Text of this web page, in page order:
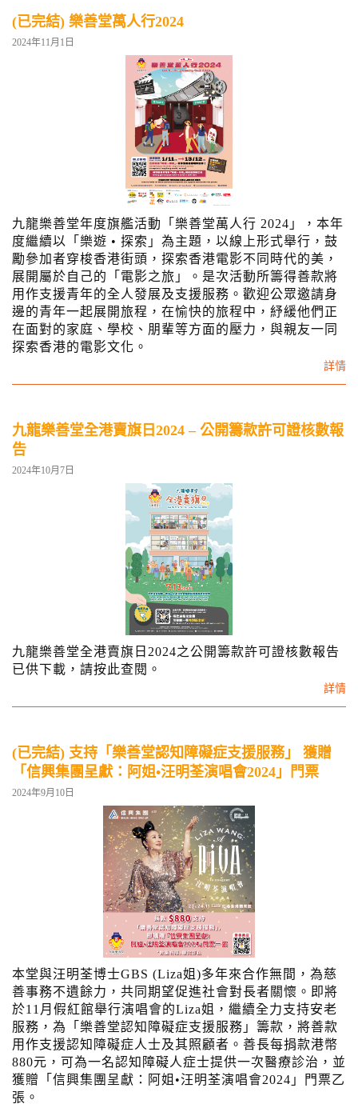
(已完結) 樂善堂萬人行2024
2024年11月1日
九龍樂善堂年度旗艦活動「樂善堂萬人行 2024」，本年
度繼續以「樂遊 • 探索」為主題，以線上形式舉行，鼓
勵參加者穿梭香港街頭，探索香港電影不同時代的美，
展開屬於自己的「電影之旅」。是次活動所籌得善款將
用作支援青年的全人發展及支援服務。歡迎公眾邀請身
邊的青年一起展開旅程，在愉快的旅程中，紓緩他們正
在面對的家庭、學校、朋輩等方面的壓力，與親友一同
探索香港的電影文化。
詳情
九龍樂善堂全港賣旗日2024 – 公開籌款許可證核數報
告
2024年10月7日
九龍樂善堂全港賣旗日2024之公開籌款許可證核數報告
已供下載，請按此查閱。
詳情
(已完結) 支持「樂善堂認知障礙症支援服務」 獲贈
「信興集團呈獻：阿姐•汪明荃演唱會2024」門票
2024年9月10日
本堂與汪明荃博士GBS (Liza姐)多年來合作無間，為慈
善事務不遺餘力，共同期望促進社會對長者關懷。即將
於11月假紅館舉行演唱會的Liza姐，繼續全力支持安老
服務，為「樂善堂認知障礙症支援服務」籌款，將善款
用作支援認知障礙症人士及其照顧者。善長每捐款港幣
880元，可為一名認知障礙人症士提供一次醫療診治，並
獲贈「信興集團呈獻：阿姐•汪明荃演唱會2024」門票乙
張。